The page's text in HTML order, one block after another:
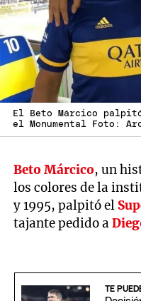
El Beto Márcico
el Monumental Foto:
Beto Márcico, un
los colores de la
y 1995, palpitó el
tajante pedido a
TE